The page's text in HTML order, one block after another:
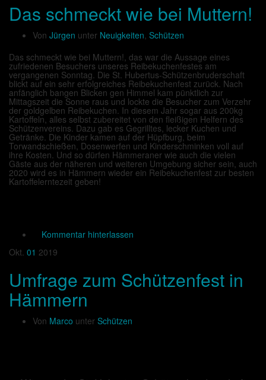
Das schmeckt wie bei Muttern!
Von Jürgen unter Neuigkeiten, Schützen
Das schmeckt wie bei Muttern!, das war die Aussage eines
zufriedenen Besuchers unseres Reibekuchenfestes am
vergangenen Sonntag. Die St. Hubertus-Schützenbruderschaft
blickt auf ein sehr erfolgreiches Reibekuchenfest zurück. Nach
anfänglich bangen Blicken gen Himmel kam pünktlich zur
Mittagszeit die Sonne raus und lockte die Besucher zum Verzehr
der goldgelben Reibekuchen. In diesem Jahr sogar aus 200kg
Kartoffeln, alles selbst zubereitet von den fleißigen Helfern des
Schützenvereins. Dazu gab es Gegrilltes, lecker Kuchen und
Getränke. Die Kinder kamen auf der Hüpfburg, beim
Torwandschießen, Dosenwerfen und Kinderschminken voll auf
ihre Kosten. Und so dürfen Hämmeraner wie auch die vielen
Gäste aus der näheren und weiteren Umgebung sicher sein, auch
2020 wird es in Hämmern wieder ein Reibekuchenfest zur besten
Kartoffelerntezeit geben!
Kommentar hinterlassen
Okt. 01 2019
Umfrage zum Schützenfest in
Hämmern
Von Marco unter Schützen